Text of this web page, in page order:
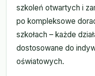
szkoleń otwartych i
po kompleksowe
szkołach – każde
dostosowane do
oświatowych.